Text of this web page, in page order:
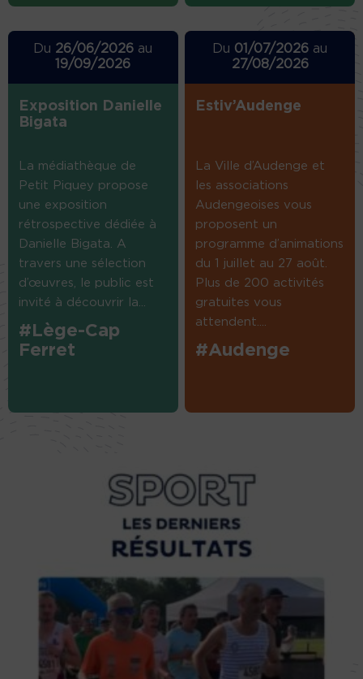
Du 26/06/2026 au
19/09/2026
Exposition Danielle
Bigata
La médiathèque de
Petit Piquey propose
une exposition
rétrospective dédiée à
Danielle Bigata. A
travers une sélection
d’œuvres, le public est
invité à découvrir la...
#Lège-Cap
Ferret
Du 01/07/2026 au
27/08/2026
Estiv’Audenge
La Ville d’Audenge et
les associations
Audengeoises vous
proposent un
programme d’animations
du 1 juillet au 27 août.
Plus de 200 activités
gratuites vous
attendent....
#Audenge